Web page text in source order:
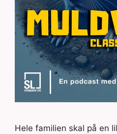
Hele familien skal på en